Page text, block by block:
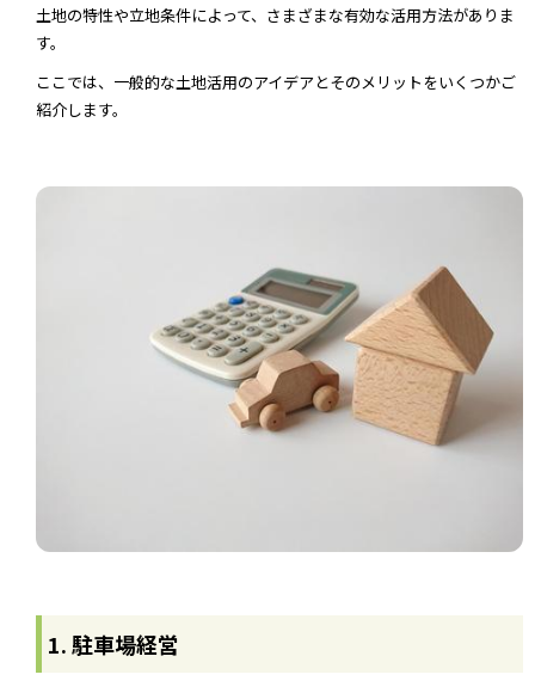
土地の特性や立地条件によって、さまざまな有効な活用方法がありま
す。
ここでは、一般的な土地活用のアイデアとそのメリットをいくつかご
紹介します。
1. 駐車場経営